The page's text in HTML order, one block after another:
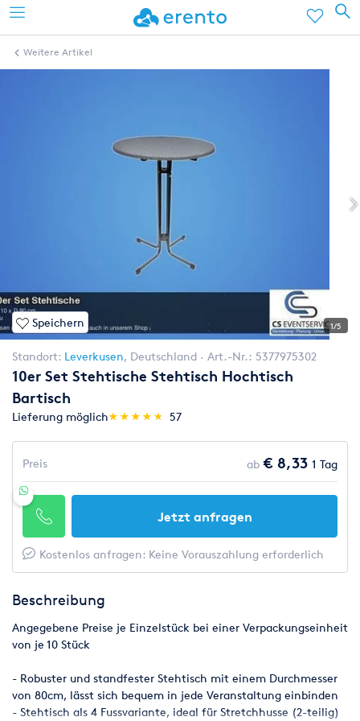
Weitere Artikel
Speichern 1/5
Standort: Leverkusen, Deutschland Art.-Nr.: 5377975302
10er Set Stehtische Stehtisch Hochtisch
Bartisch
Lieferung möglich(*)
★
★
(*)★
★
(*) ★
★
(*) ★
★
(*) ★
★ 57
Preis ab € 8,33 1 Tag
Jetzt anfragen
Kostenlos anfragen: Keine Vorauszahlung erforderlich
Beschreibung
Angegebene Preise je Einzelstück bei einer Verpackungseinheit
von je 10 Stück
- Robuster und standfester Stehtisch mit einem Durchmesser
von 80cm, lässt sich bequem in jede Veranstaltung einbinden
- Stehtisch als 4 Fussvariante, ideal für Stretchhusse (2-teilig)